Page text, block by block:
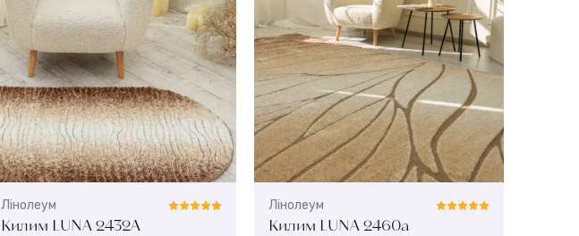
Лінолеум
Килим LUNA 2432A
Лінолеум
Килим LUNA 2460a